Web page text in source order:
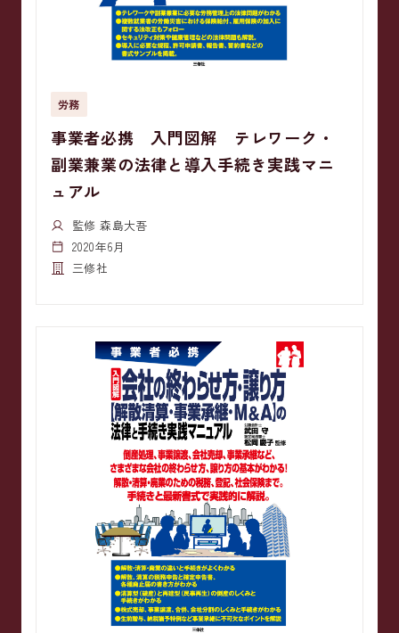
労務
事業者必携 入門図解 テレワーク・
副業兼業の法律と導入手続き実践マニ
ュアル
監修 森島大吾
2020年6月
三修社